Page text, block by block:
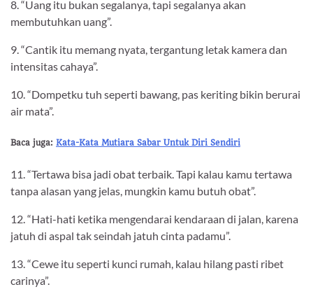
8. “Uang itu bukan segalanya, tapi segalanya akan
membutuhkan uang”.
9. “Cantik itu memang nyata, tergantung letak kamera dan
intensitas cahaya”.
10. “Dompetku tuh seperti bawang, pas keriting bikin berurai
air mata”.
Baca juga: Kata-Kata Mutiara Sabar Untuk Diri Sendiri
11. “Tertawa bisa jadi obat terbaik. Tapi kalau kamu tertawa
tanpa alasan yang jelas, mungkin kamu butuh obat”.
12. “Hati-hati ketika mengendarai kendaraan di jalan, karena
jatuh di aspal tak seindah jatuh cinta padamu”.
13. “Cewe itu seperti kunci rumah, kalau hilang pasti ribet
carinya”.